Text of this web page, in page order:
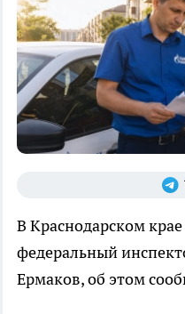
В Краснодарском
федеральный
Ермаков, об этом